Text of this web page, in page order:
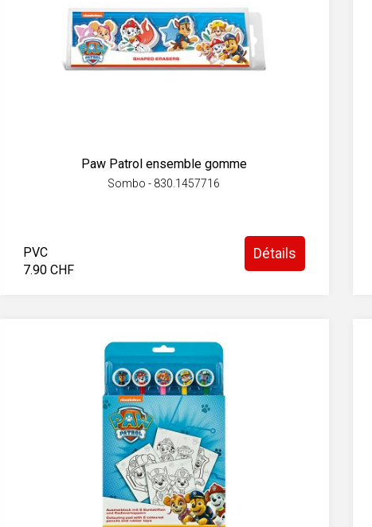
Paw Patrol ensemble gomme
Sombo - 830.1457716
PVC
7.90 CHF
Détails